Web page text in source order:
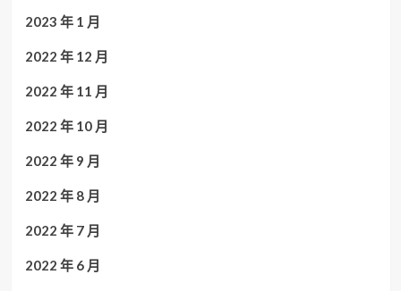
2023 年 1 月
2022 年 12 月
2022 年 11 月
2022 年 10 月
2022 年 9 月
2022 年 8 月
2022 年 7 月
2022 年 6 月